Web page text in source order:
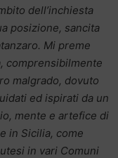
dell’inchiesta
posizione, sancita
Mi preme
comprensibilmente
malgrado, dovuto
ed ispirati da un
mente e artefice di
in Sicilia, come
in vari Comuni